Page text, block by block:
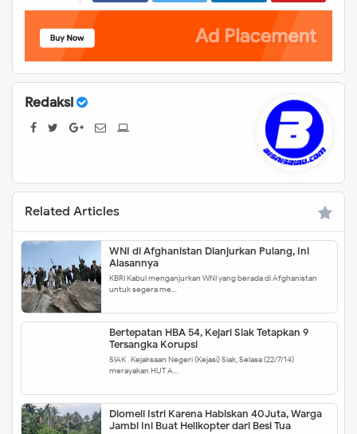
Redaksi
Related Articles
WNI di Afghanistan Dianjurkan Pulang, Ini
Alasannya
KBRI Kabul menganjurkan WNI yang berada di Afghanistan
untuk segera me…
Bertepatan HBA 54, Kejari Siak Tetapkan 9
Tersangka Korupsi
SIAK- Kejaksaan Negeri (Kejasi) Siak, Selasa (22/7/14)
merayakan HUT A…
Diomeli Istri Karena Habiskan 40Juta, Warga
Jambi Ini Buat Helikopter dari Besi Tua